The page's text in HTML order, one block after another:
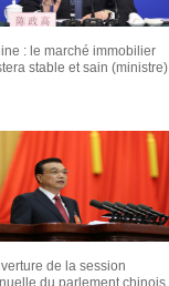
: le marché immobilier
stable et sain (ministre)
de la session
du parlement chinois